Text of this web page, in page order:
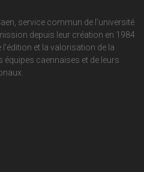
service commun de l'université
depuis leur création en 1984
et la valorisation de la
équipes caennaises et de leurs